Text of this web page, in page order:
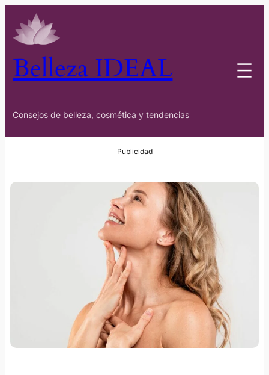
Belleza IDEAL
Consejos de belleza, cosmética y tendencias